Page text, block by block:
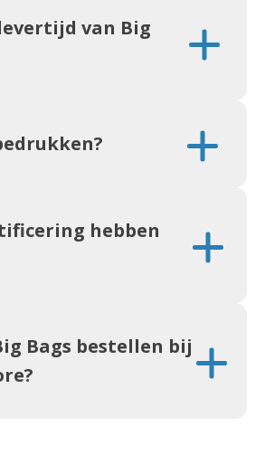
van Big
hebben
Bags bestellen bij